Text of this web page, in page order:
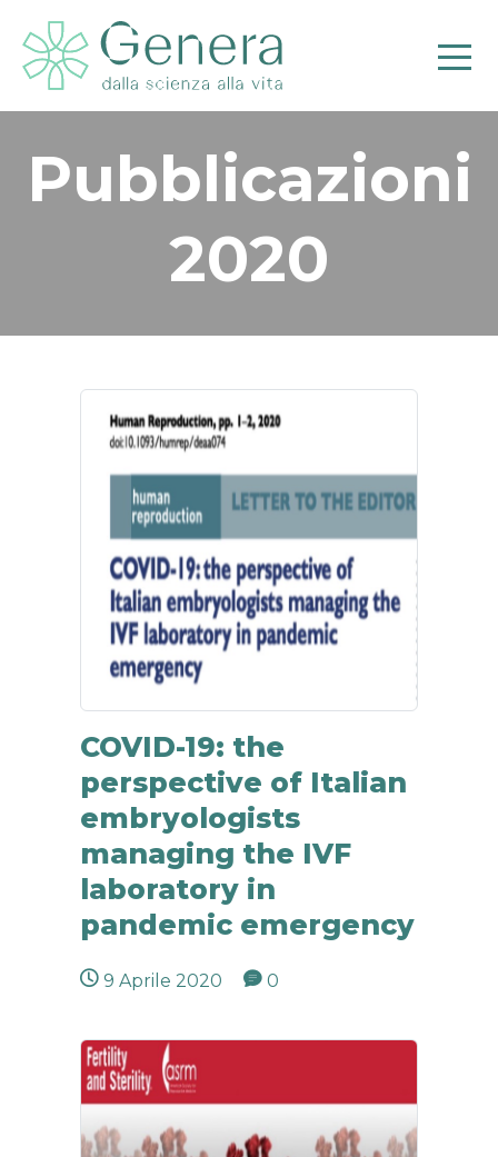
Pubblicazioni
2020
COVID-19: the
perspective of Italian
embryologists
managing the IVF
laboratory in
pandemic emergency
9 Aprile 2020 0